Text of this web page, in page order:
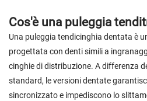
Cos'è una puleggia
Una puleggia tendicinghia dentata è
progettata con denti simili a
cinghie di distribuzione. A differenza
standard, le versioni dentate
sincronizzato e impediscono lo